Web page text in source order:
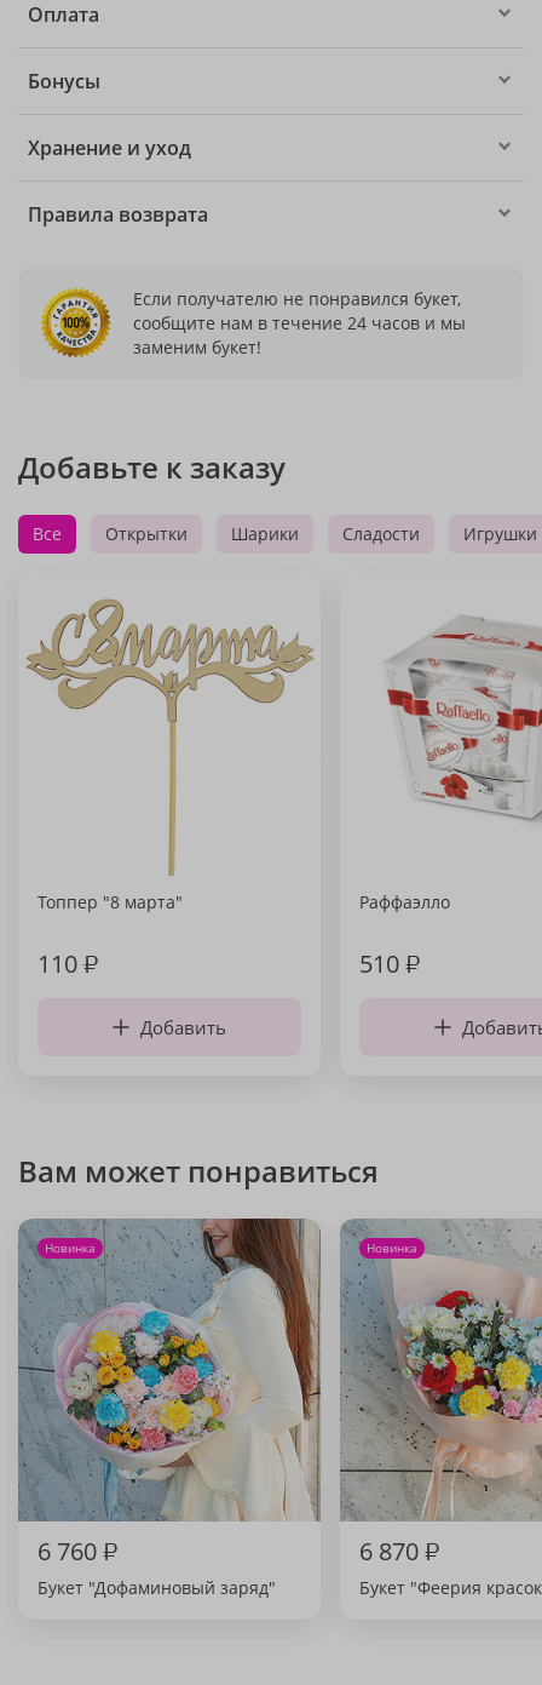
Оплата
Бонусы
Хранение и уход
Правила возврата
Если получателю не понравился букет,
сообщите нам в течение 24 часов и мы
заменим букет!
Добавьте к заказу
Все Открытки Шарики Сладости Игрушки
Топпер "8 марта"
110₽
Добавить
Раффаэлло
510₽
Вам может понравиться
Новинка
6 760₽
Букет "Дофаминовый заряд"
Новинка
6 870₽
Букет "Феерия